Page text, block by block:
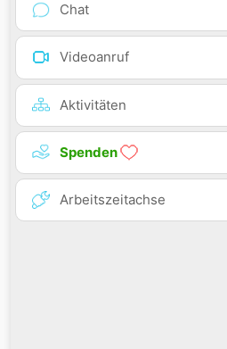
Chat
Videoanruf
Aktivitäten
Spenden
Arbeitszeitachse